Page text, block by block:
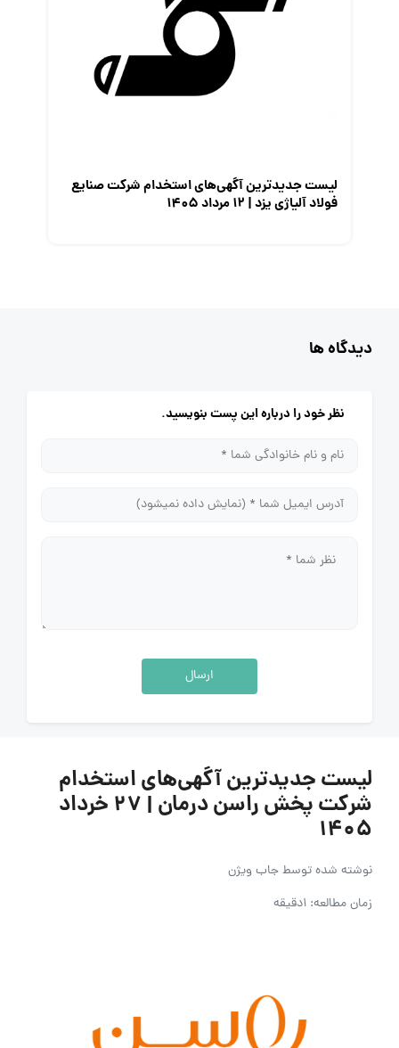
لیست جدیدترین آگهی‌های استخدام شرکت صنایع
فولاد آلیاژی یزد | ۱۲ مرداد ۱۴۰۵
دیدگاه ها
نظر خود را درباره این پست بنویسید.
ارسال
لیست جدیدترین آگهی‌های استخدام
شرکت پخش راسن درمان | ۲۷ خرداد
۱۴۰۵
نوشته شده توسطجاب ویژن
زمان مطالعه: 1دقیقه